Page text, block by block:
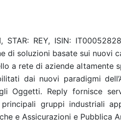
STAR: REY, ISIN:
di soluzioni basate sui nuovi
a rete di aziende altamente
dai nuovi paradigmi
Oggetti. Reply fornisce
gruppi industriali
e Assicurazioni e Pubblica